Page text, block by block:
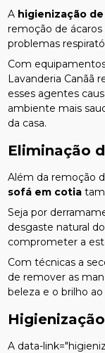
A higienização
remoção de
problemas
Com
Lavanderia Canãã
esses agentes
ambiente mais
da casa.
Eliminação
Além da remoção
sofá em cotia
Seja por
desgaste natural
comprometer a
Com técnicas a
de remover as
beleza e o brilho
A data-